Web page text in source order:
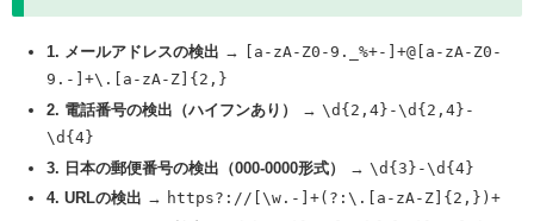
1. メールアドレスの検出 →
[a-zA-Z0-9._%+-]+@[a-zA-Z0-
9.-]+\.[a-zA-Z]{2,}
2. 電話番号の検出（ハイフンあり）
→ \d{2,4}-\d{2,4}-
\d{4}
3. 日本の郵便番号の検出（000-0000形式）
→ \d{3}-\d{4}
4. URLの検出 → https?://[\w.-]+(?:\.[a-zA-Z]{2,})+